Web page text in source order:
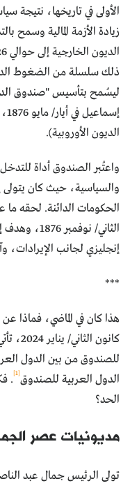
الأولى في تاريخها، نتيجة
زيادة الأزمة المالية وسمح
ذلك سلسلة من الضغوط
ليسُمح بتأسيس "صندوق
الديون الأوروبية).
واعتُبر الصندوق أداة
والسياسية، حيث كان
الحكومات الدائنة. لحقه ما
الثاني/
إنجليزي لجانب الإيرادات،
***
هذا كان في الماضي، فماذا
كانون
الدول العربية للصندوق[1]
.
الحد؟
مديونيات عصر
تولى الرئيس جمال عبد